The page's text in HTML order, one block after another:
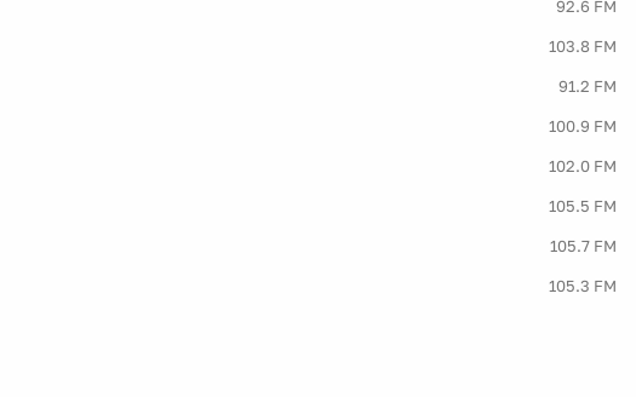
92.6 FM
103.8 FM
91.2 FM
100.9 FM
102.0 FM
105.5 FM
105.7 FM
105.3 FM